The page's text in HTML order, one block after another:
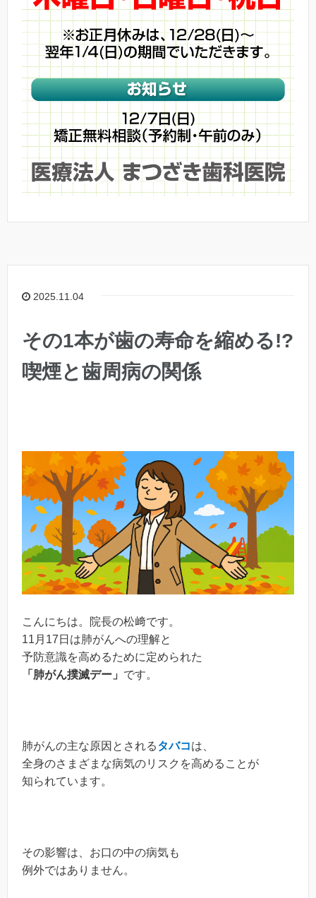
2025.11.04
その1本が歯の寿命を縮める!?
喫煙と歯周病の関係
こんにちは。院長の松﨑です。
11月17日は肺がんへの理解と
予防意識を高めるために定められた
「肺がん撲滅デー」 です。
肺がんの主な原因とされるタバコは、
全身のさまざまな病気のリスクを高めることが
知られています。
その影響は、お口の中の病気も
例外ではありません。